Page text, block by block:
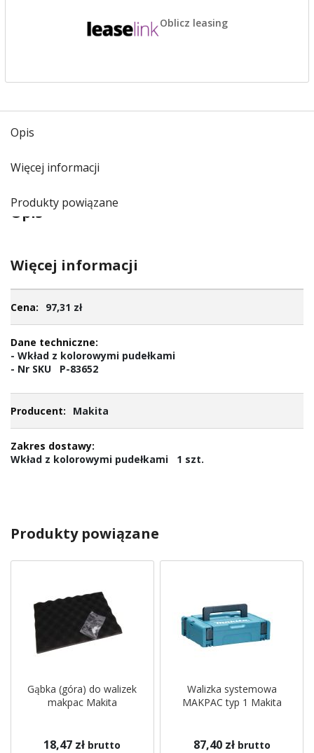
Oblicz leasing
Opis
Więcej informacji
Produkty powiązane
Opis
Więcej informacji
informacji97,31 zł
- Wkład z kolorowymi pudełkami
- Nr SKU P-83652
Makita
Wkład z kolorowymi pudełkami 1 szt.
Produkty powiązane
Gąbka (góra) do walizek
makpac Makita
18,47 zł brutto
Walizka systemowa
MAKPAC typ 1 Makita
87,40 zł brutto